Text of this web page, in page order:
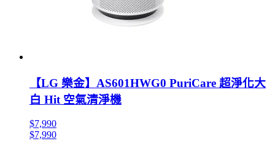
【LG 樂金】AS601HWG0 PuriCare 超淨化大
白 Hit 空氣清淨機
$7,990
$7,990